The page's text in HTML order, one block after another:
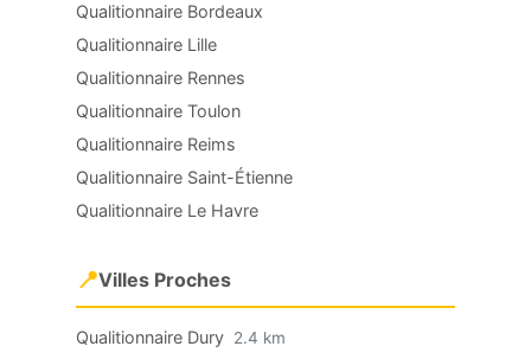
Qualitionnaire Bordeaux
Qualitionnaire Lille
Qualitionnaire Rennes
Qualitionnaire Toulon
Qualitionnaire Reims
Qualitionnaire Saint-Étienne
Qualitionnaire Le Havre
📍Villes Proches
Qualitionnaire Dury 2.4 km